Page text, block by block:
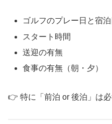
ゴルフのプレー日と宿
スタート時間
送迎の有無
食事の有無（朝・夕）
👉 特に「前泊 or 後泊」は